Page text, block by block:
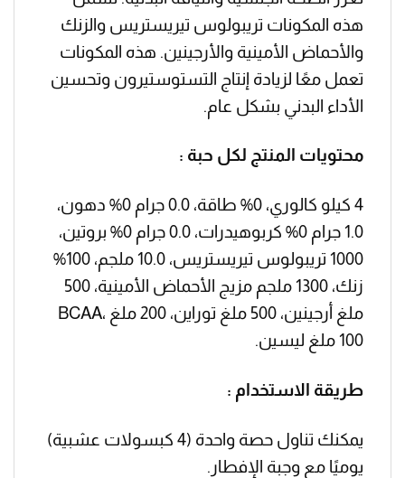
هذه المكونات تريبولوس تيريستريس والزنك
والأحماض الأمينية والأرجينين. هذه المكونات
تعمل معًا لزيادة إنتاج التستوستيرون وتحسين
الأداء البدني بشكل عام.
محتويات المنتج لكل حبة :
4 كيلو كالوري، 0% طاقة، 0.0 جرام 0% دهون،
1.0 جرام 0% كربوهيدرات، 0.0 جرام 0% بروتين،
1000 تريبولوس تيريستريس، 10.0 ملجم، 100%
زنك، 1300 ملجم مزيج الأحماض الأمينية، 500
ملغ أرجينين، 500 ملغ توراين، 200 ملغ BCAA،
100 ملغ ليسين.
طريقة الاستخدام :
يمكنك تناول حصة واحدة (4 كبسولات عشبية)
يوميًا مع وجبة الإفطار.